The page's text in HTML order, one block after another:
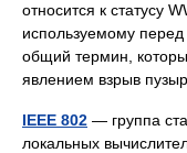
относится к статусу
используемому
общий термин,
явлением взрыв
IEEE 802 — группа
локальных